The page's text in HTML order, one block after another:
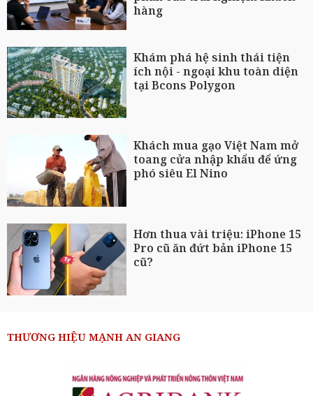
hàng
Khám phá hệ sinh thái tiện
ích nội - ngoại khu toàn diện
tại Bcons Polygon
Khách mua gạo Việt Nam mở
toang cửa nhập khẩu để ứng
phó siêu El Nino
Hơn thua vài triệu: iPhone 15
Pro cũ ăn đứt bản iPhone 15
cũ?
THƯƠNG HIỆU MẠNH AN GIANG